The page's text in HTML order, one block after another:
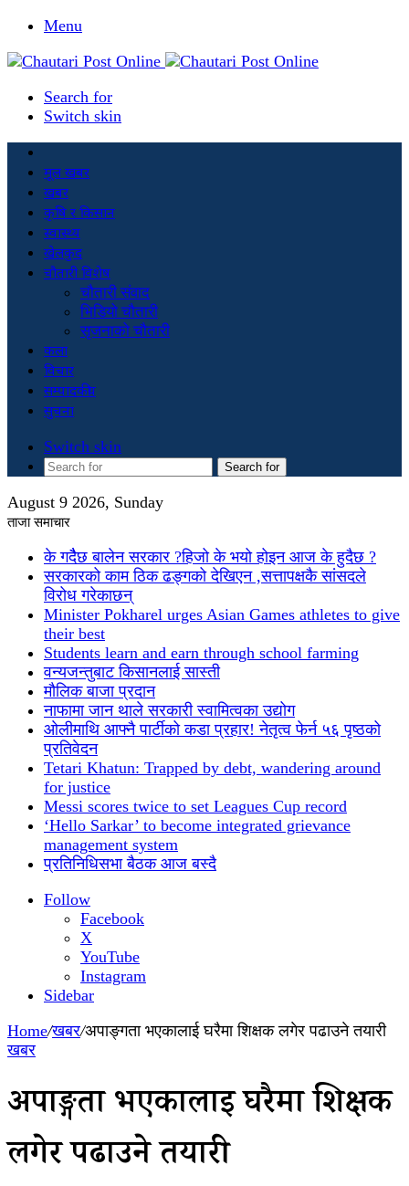
Menu
Search for
Switch skin
मूल खबर
खबर
कृषि र किसान
स्वास्थ्य
खेलकुद
चौतारी विशेष
चौतारी संवाद
भिडियो चौतारी
सृजनाको चौतारी
कला
विचार
सम्पादकीय
सुचना
Switch skin
Search for
August 9 2026, Sunday
ताजा समाचार
के गदैैछ बालेन सरकार ?हिजो के भयो होइन आज के हुदैछ ?
सरकारको काम ठिक ढङ्गको देखिएन ,सत्तापक्षकै सांसदले
विरोध गरेकाछन्
Minister Pokharel urges Asian Games athletes to give
their best
Students learn and earn through school farming
वन्यजन्तुबाट किसानलाई सास्ती
मौलिक बाजा प्रदान
नाफामा जान थाले सरकारी स्वामित्वका उद्योग
ओलीमाथि आफ्नै पार्टीको कडा प्रहार! नेतृत्व फेर्न ५६ पृष्ठको
प्रतिवेदन
Tetari Khatun: Trapped by debt, wandering around
for justice
Messi scores twice to set Leagues Cup record
‘Hello Sarkar’ to become integrated grievance
management system
प्रतिनिधिसभा बैठक आज बस्दै
Follow
Facebook
X
YouTube
Instagram
Sidebar
Home/खबर/अपाङ्गता भएकालाई घरैमा शिक्षक लगेर पढाउने तयारी
खबर
अपाङ्गता भएकालाई घरैमा शिक्षक
लगेर पढाउने तयारी